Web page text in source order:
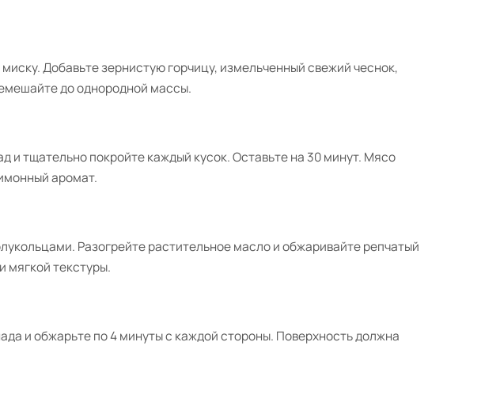
Добавьте зернистую горчицу, измельченный свежий чеснок,
до однородной массы.
и тщательно покройте каждый кусок. Оставьте на 30 минут. Мясо
аромат.
Разогрейте растительное масло и обжаривайте репчатый
мягкой текстуры.
и обжарьте по 4 минуты с каждой стороны. Поверхность должна